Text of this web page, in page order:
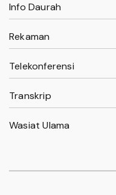
Info Daurah
Rekaman
Telekonferensi
Transkrip
Wasiat Ulama